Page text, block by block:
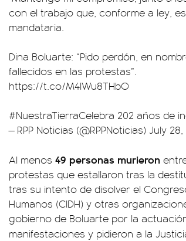
con el trabajo que, conforme a ley,
mandataria.
Dina Boluarte: “Pido perdón, en
fallecidos en las protestas”.
https://t.co/M4IWu8THbO
#NuestraTierraCelebra 202 años de
— RPP Noticias (@RPPNoticias) July 28,
Al menos 49 personas murieron
protestas que estallaron tras la
tras su intento de disolver el
Humanos (CIDH) y otras
gobierno de Boluarte por la
manifestaciones y pidieron a la